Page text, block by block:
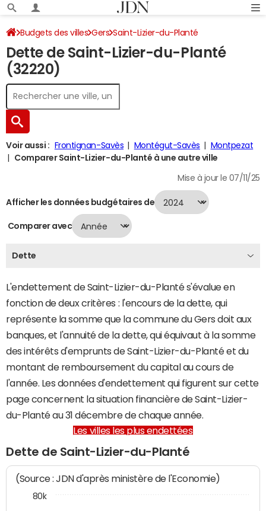
Budgets des villes Gers Saint-Lizier-du-Planté
Dette au 31/12/2024
Dette de Saint-Lizier-du-Planté
(32220)
Voir aussi : Frontignan-Savès Montégut-Savès
Montpezat
Comparer Saint-Lizier-du-Planté à une autre ville
Mise à jour le 07/11/25
Afficher les données budgétaires de
Comparer avec
Dette
L'endettement de Saint-Lizier-du-Planté s'évalue en
fonction de deux critères : l'encours de la dette, qui
représente la somme que la commune du Gers doit aux
banques, et l'annuité de la dette, qui équivaut à la somme
des intérêts d'emprunts de Saint-Lizier-du-Planté et du
montant de remboursement du capital au cours de
l'année. Les données d'endettement qui figurent sur cette
page concernent la situation financière de Saint-Lizier-
du-Planté au 31 décembre de chaque année.
Les villes les plus endettées
Dette de Saint-Lizier-du-Planté
(Source : JDN d'après ministère de l'Economie)
80k